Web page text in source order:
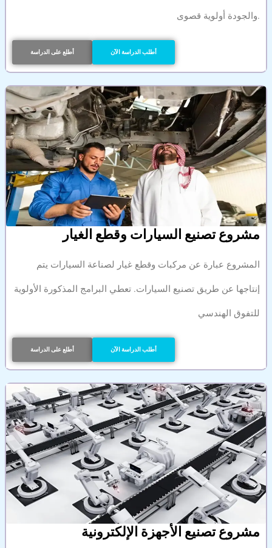
والجودة أولوية قصوى.
أطلع على الدراسة أطلب الدراسة الآن
مشروع تصنيع السيارات وقطع الغيار
المشروع عبارة عن مركبات وقطع غيار لصناعة السيارات يتم
إنتاجها عن طريق تصنيع السيارات. تعطي البرامج المذكورة الأولوية
للتفوق الهندسي
أطلع على الدراسة أطلب الدراسة الآن
مشروع تصنيع الأجهزة الإلكترونية